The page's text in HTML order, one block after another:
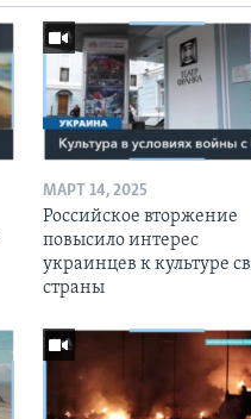
МАРТ 14, 2025
Российское вторжение
повысило интерес
украинцев к культуре
страны